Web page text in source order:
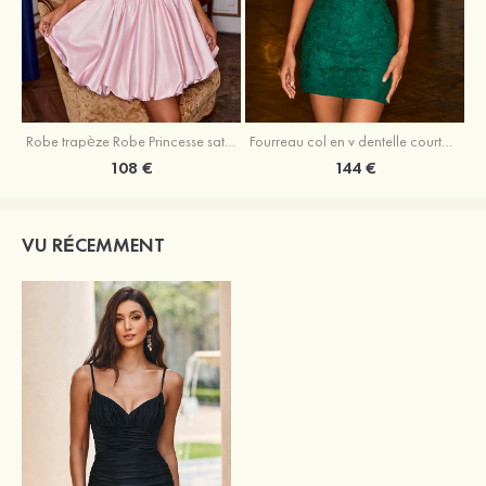
Robe trapèze Robe Princesse satin sans manches courte/mini robe de fête de la rentrée
108 €
Fourreau col en v dentelle courte/mini robe de fête de la rentré avec perles
144 €
VU RÉCEMMENT